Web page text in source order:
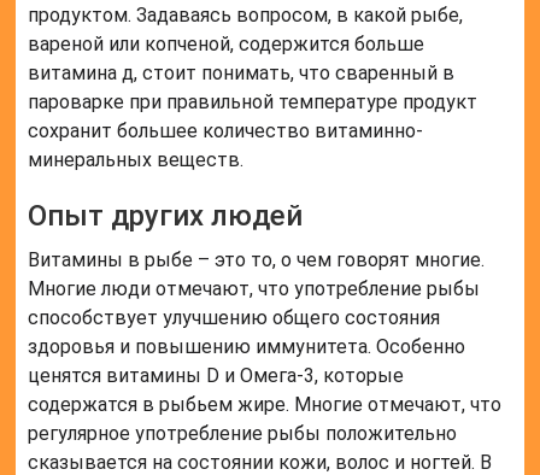
продуктом. Задаваясь вопросом, в какой рыбе,
вареной или копченой, содержится больше
витамина д, стоит понимать, что сваренный в
пароварке при правильной температуре продукт
сохранит большее количество витаминно-
минеральных веществ.
Опыт других людей
Витамины в рыбе – это то, о чем говорят многие.
Многие люди отмечают, что употребление рыбы
способствует улучшению общего состояния
здоровья и повышению иммунитета. Особенно
ценятся витамины D и Омега-3, которые
содержатся в рыбьем жире. Многие отмечают, что
регулярное употребление рыбы положительно
сказывается на состоянии кожи, волос и ногтей. В